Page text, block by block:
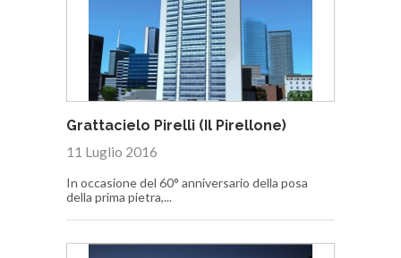
Grattacielo Pirelli (Il Pirellone)
11 Luglio 2016
In occasione del 60° anniversario della posa
della prima pietra,...